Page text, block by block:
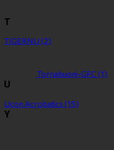
T
TIGERNU (2)
Tornabuoni-GFC (1)
U
Ucon Acrobatics (15)
Y